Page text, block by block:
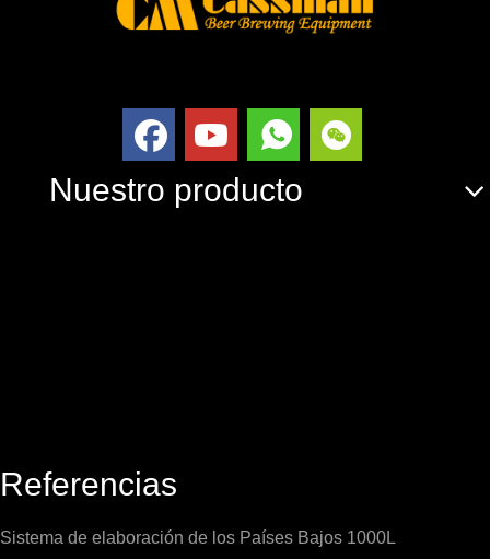
Nuestro producto
Referencias
Sistema de elaboración de los Países Bajos 1000L